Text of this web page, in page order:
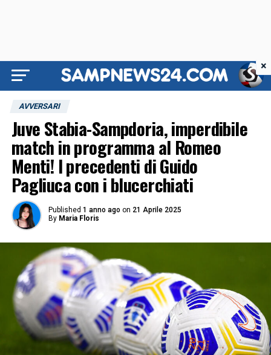
AVVERSARI
Juve Stabia-Sampdoria, imperdibile
match in programma al Romeo
Menti! I precedenti di Guido
Pagliuca con i blucerchiati
Published 1 anno ago on 21 Aprile 2025
By Maria Floris
×